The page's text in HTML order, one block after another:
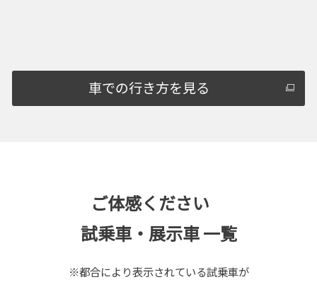
車での行き方を見る
ご体感ください
試乗車・展示車 一覧
※都合により表示されている試乗車が